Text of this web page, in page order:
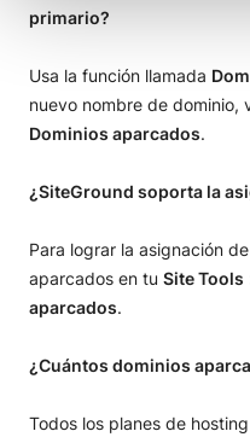
primario?
Usa la función llamada
nuevo nombre de dominio,
Dominios aparcados.
¿SiteGround soporta la
Para lograr la asignación
aparcados en tu Site Tools
aparcados.
¿Cuántos dominios
Todos los planes de